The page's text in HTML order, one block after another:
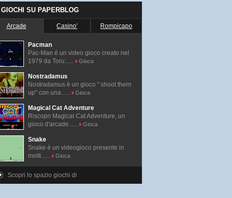
I GIOCHI SU PAPERBLOG
Arcade Casino' Rompicapo
Pacman
Pac-Man é un video gioco creato nel
1979 da Toru......
Gioca
Nostradamus
Nostradamus è un gioco " shoot them
up" con una......
Gioca
Magical Cat Adventure
Riscopri Magical Cat Adventure, un
gioco d'arcade......
Gioca
Snake
Snake è un videogioco presente in
molti......
Gioca
Scopri lo spazio giochi di